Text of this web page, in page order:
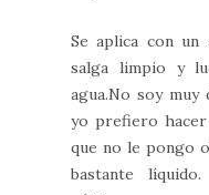
Se aplica con un
salga limpio y
agua.No soy
yo prefiero
que no le pongo
bastante